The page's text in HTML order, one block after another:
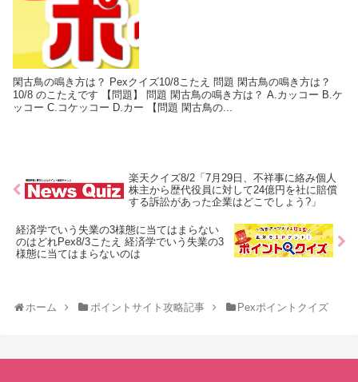
閑古鳥の鳴き方は？ Pexクイズ10/8こたえ 問題 閑古鳥の鳴き方は？
10/8 のこたえです 【問題】 問題 閑古鳥の鳴き方は？ A.カッコー B.ケ
ッコー C.コケッコー D.カー 【問題 閑古鳥の...
楽天クイズ8/2「7月29日、不祥事に絡み個人
株主から歴代役員に対して24億円を社に賠償
する訴訟があった企業はどこでしょう?」
経済学でいう失業の3様態に当てはまらない
のはどれPex8/3こたえ 経済学でいう失業の3
様態に当てはまらないのは
ホーム ポイントサイト攻略記事 Pexポイントクイズ